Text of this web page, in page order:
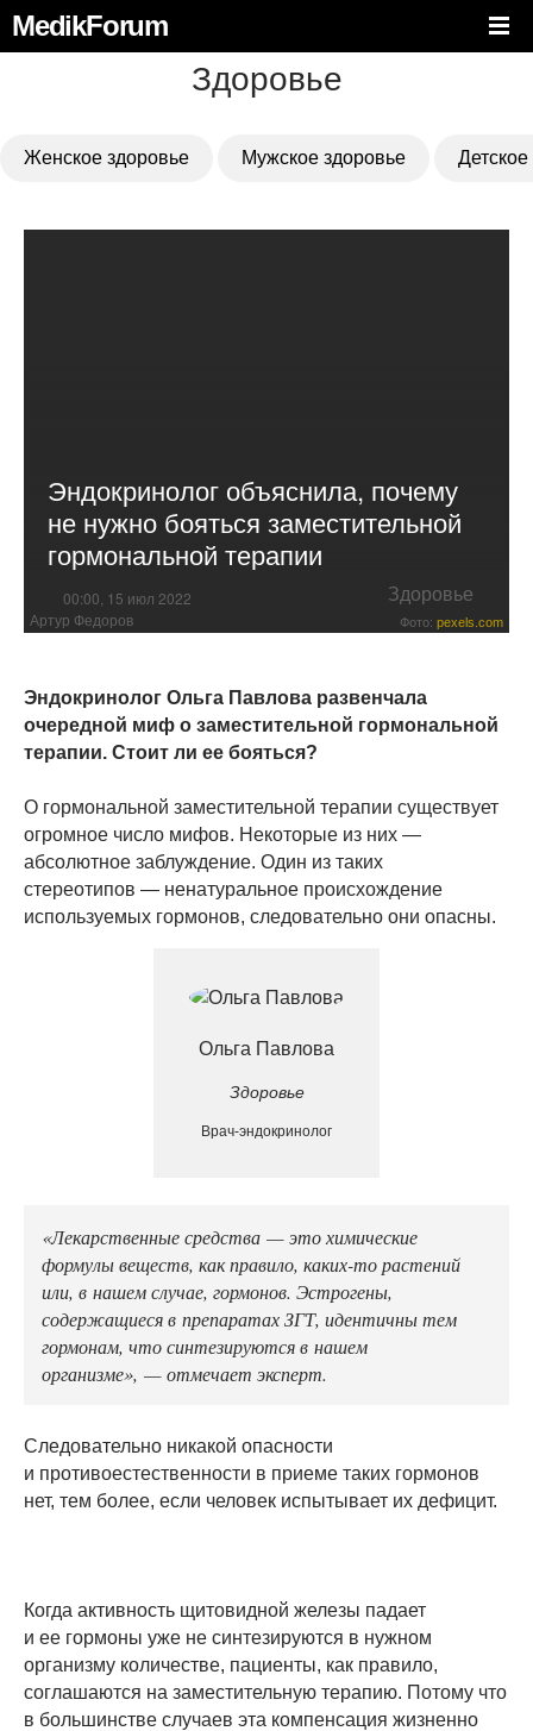
MedikForum
Здоровье
Женское здоровье Мужское здоровье
Эндокринолог объяснила, почему
не нужно бояться заместительной
гормональной терапии
00:00, 15 июл 2022 Здоровье
Артур Федоров Фото: pexels.com
Эндокринолог Ольга Павлова развенчала
очередной миф о заместительной гормональной
терапии. Стоит ли ее бояться?
О гормональной заместительной терапии существует
огромное число мифов. Некоторые из них —
абсолютное заблуждение. Один из таких
стереотипов — ненатуральное происхождение
используемых гормонов, следовательно они опасны.
Ольга Павлова
Здоровье
Врач-эндокринолог
«Лекарственные средства — это химические
формулы веществ, как правило, каких-то растений
или, в нашем случае, гормонов. Эстрогены,
содержащиеся в препаратах ЗГТ, идентичны тем
гормонам, что синтезируются в нашем
организме», — отмечает эксперт.
Следовательно никакой опасности
и противоестественности в приеме таких гормонов
нет, тем более, если человек испытывает их дефицит.
Когда активность щитовидной железы падает
и ее гормоны уже не синтезируются в нужном
организму количестве, пациенты, как правило,
соглашаются на заместительную терапию. Потому что
в большинстве случаев эта компенсация жизненно